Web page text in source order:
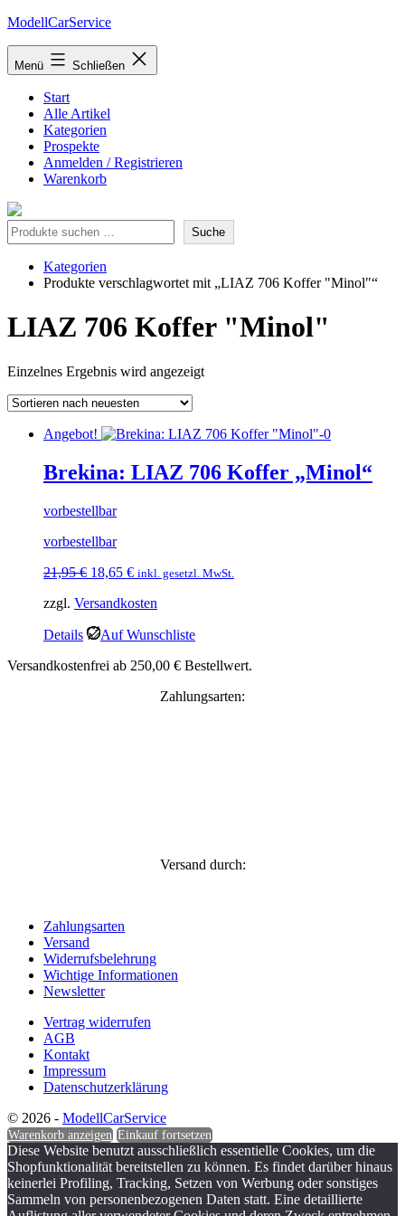
Zum
springen
ModellCarService
Menü Schließen
Start
Alle Artikel
Kategorien
Prospekte
Anmelden / Registrieren
Warenkorb
Suche Suche
Kategorien
Produkte verschlagwortet mit „LIAZ 706 Koffer "Minol"“
LIAZ 706 Koffer "Minol"
Einzelnes Ergebnis wird angezeigt
Angebot!
Brekina: LIAZ 706 Koffer „Minol“
vorbestellbar
vorbestellbar
21,95€ Ursprünglicher
war:
18,65 €Aktueller
ist:
inkl. gesetzl. MwSt.
zzgl. Versandkosten
Details
Auf Wunschliste
Versandkostenfrei ab 250,00 € Bestellwert.
Zahlungsarten:
Versand durch:
Zahlungsarten
Versand
Widerrufsbelehrung
Wichtige Informationen
Newsletter
Vertrag widerrufen
AGB
Kontakt
Impressum
Datenschutzerklärung
© 2026 - ModellCarService
Warenkorb anzeigen Einkauf fortsetzen
Diese Website benutzt ausschließlich essentielle Cookies, um die
Shopfunktionalität bereitstellen zu können. Es findet darüber hinaus
keinerlei Profiling, Tracking, Setzen von Werbung oder sonstiges
Sammeln von personenbezogenen Daten statt. Eine detaillierte